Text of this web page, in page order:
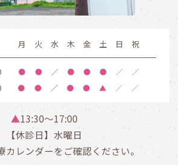
月 火 水 木 金 土 日 祝
● ● ／ ● ● ● ／ ／
● ● ／ ● ● ▲ ／ ／
▲13:30〜17:00
【休診日】水曜日
カレンダーをご確認ください。